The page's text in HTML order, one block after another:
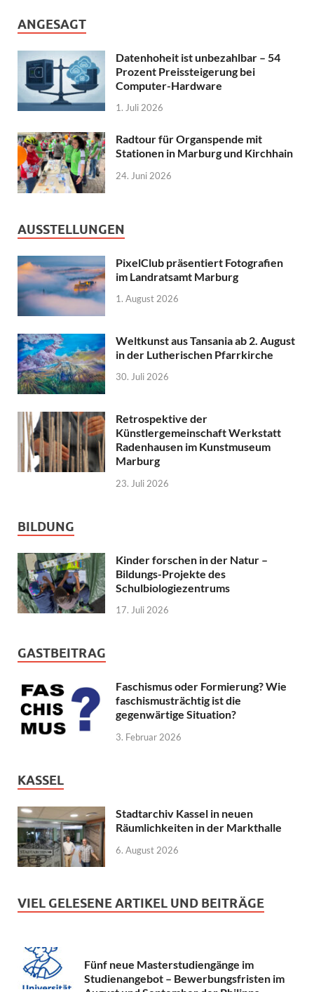
ANGESAGT
Datenhoheit ist unbezahlbar – 54
Prozent Preissteigerung bei
Computer-Hardware
1. Juli 2026
Radtour für Organspende mit
Stationen in Marburg und Kirchhain
24. Juni 2026
AUSSTELLUNGEN
PixelClub präsentiert Fotografien
im Landratsamt Marburg
1. August 2026
Weltkunst aus Tansania ab 2. August
in der Lutherischen Pfarrkirche
30. Juli 2026
Retrospektive der
Künstlergemeinschaft Werkstatt
Radenhausen im Kunstmuseum
Marburg
23. Juli 2026
BILDUNG
Kinder forschen in der Natur –
Bildungs-Projekte des
Schulbiologiezentrums
17. Juli 2026
GASTBEITRAG
Faschismus oder Formierung? Wie
faschismusträchtig ist die
gegenwärtige Situation?
3. Februar 2026
KASSEL
Stadtarchiv Kassel in neuen
Räumlichkeiten in der Markthalle
6. August 2026
VIEL GELESENE ARTIKEL UND BEITRÄGE
Fünf neue Masterstudiengänge im
Studienangebot – Bewerbungsfristen im